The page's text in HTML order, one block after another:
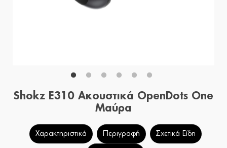
Shokz E310 Ακουστικά OpenDots One
Μαύρα
Χαρακτηριστικά Περιγραφή Σχετικά Είδη